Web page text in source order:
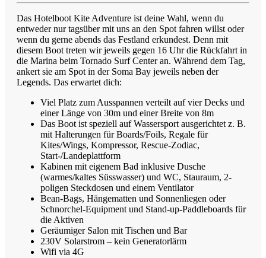
Das Hotelboot Kite Adventure ist deine Wahl, wenn du
entweder nur tagsüber mit uns an den Spot fahren willst oder
wenn du gerne abends das Festland erkundest. Denn mit
diesem Boot treten wir jeweils gegen 16 Uhr die Rückfahrt in
die Marina beim Tornado Surf Center an. Während dem Tag,
ankert sie am Spot in der Soma Bay jeweils neben der
Legends. Das erwartet dich:
Viel Platz zum Ausspannen verteilt auf vier Decks und
einer Länge von 30m und einer Breite von 8m
Das Boot ist speziell auf Wassersport ausgerichtet z. B.
mit Halterungen für Boards/Foils, Regale für
Kites/Wings, Kompressor, Rescue-Zodiac,
Start-/Landeplattform
Kabinen mit eigenem Bad inklusive Dusche
(warmes/kaltes Süsswasser) und WC, Stauraum, 2-
poligen Steckdosen und einem Ventilator
Bean-Bags, Hängematten und Sonnenliegen oder
Schnorchel-Equipment und Stand-up-Paddleboards für
die Aktiven
Geräumiger Salon mit Tischen und Bar
230V Solarstrom – kein Generatorlärm
Wifi via 4G